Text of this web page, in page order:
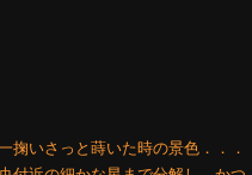
掬いさっと蒔いた時の景色．．．